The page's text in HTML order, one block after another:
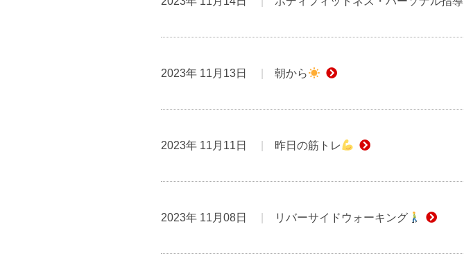
2023年 11月13日 朝から
2023年 11月11日 昨日の筋トレ
2023年 11月08日 リバーサイドウォーキング